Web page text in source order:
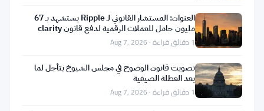
مشاركة:
العنوان: المستشار القانوني لـ Ripple يستشهد بـ 67
مليون حامل للعملات الرقمية لدفع قانون clarity
1 دقائق قراءة · Aug 7, 2026
تصويت قانون الوضوح في مجلس الشيوخ يتأجل لما
بعد العطلة الصيفية
1 دقائق قراءة · Aug 7, 2026